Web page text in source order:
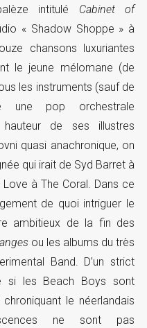
intitulé Cabinet of
« Shadow Shoppe » à
chansons luxuriantes
le jeune mélomane (de
les instruments (sauf de
une pop orchestrale
de ses illustres
quasi anachronique, on
qui irait de Syd Barret à
à The Coral. Dans ce
de quoi intriguer le
ambitieux de la fin des
ou les albums du très
Band. D’un strict
si les Beach Boys sont
le néerlandais
ne sont pas